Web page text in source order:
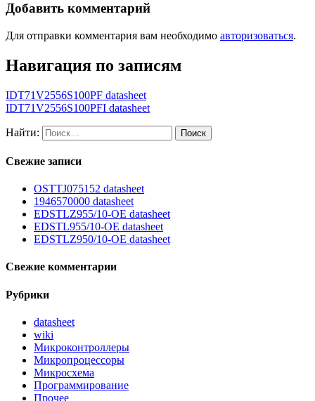
Добавить комментарий
Для отправки комментария вам необходимо авторизоваться.
Навигация по записям
IDT71V2556S100PF datasheet
IDT71V2556S100PFI datasheet
Найти:
Свежие записи
OSTTJ075152 datasheet
1946570000 datasheet
EDSTLZ955/10-OE datasheet
EDSTL955/10-OE datasheet
EDSTLZ950/10-OE datasheet
Свежие комментарии
Рубрики
datasheet
wiki
Микроконтроллеры
Микропроцессоры
Микросхема
Программирование
Прочее